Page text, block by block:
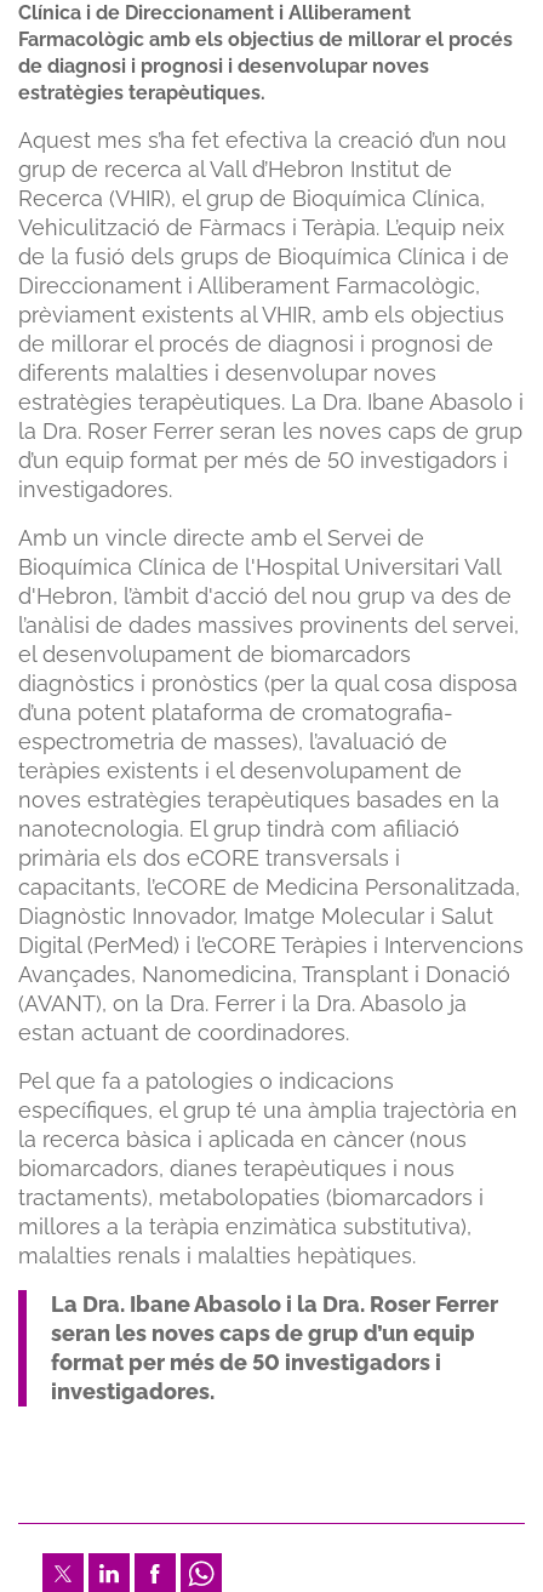
Clínica i de Direccionament i Alliberament
Farmacològic amb els objectius de millorar el procés
de diagnosi i prognosi i desenvolupar noves
estratègies terapèutiques.
Aquest mes s’ha fet efectiva la creació d’un nou
grup de recerca al Vall d’Hebron Institut de
Recerca (VHIR), el grup de Bioquímica Clínica,
Vehiculització de Fàrmacs i Teràpia. L’equip neix
de la fusió dels grups de Bioquímica Clínica i de
Direccionament i Alliberament Farmacològic,
prèviament existents al VHIR, amb els objectius
de millorar el procés de diagnosi i prognosi de
diferents malalties i desenvolupar noves
estratègies terapèutiques. La Dra. Ibane Abasolo i
la Dra. Roser Ferrer seran les noves caps de grup
d’un equip format per més de 50 investigadors i
investigadores.
Amb un vincle directe amb el Servei de
Bioquímica Clínica de l'Hospital Universitari Vall
d'Hebron, l’àmbit d'acció del nou grup va des de
l’anàlisi de dades massives provinents del servei,
el desenvolupament de biomarcadors
diagnòstics i pronòstics (per la qual cosa disposa
d’una potent plataforma de cromatografia-
espectrometria de masses), l’avaluació de
teràpies existents i el desenvolupament de
noves estratègies terapèutiques basades en la
nanotecnologia. El grup tindrà com afiliació
primària els dos eCORE transversals i
capacitants, l’eCORE de Medicina Personalitzada,
Diagnòstic Innovador, Imatge Molecular i Salut
Digital (PerMed) i l’eCORE Teràpies i Intervencions
Avançades, Nanomedicina, Transplant i Donació
(AVANT), on la Dra. Ferrer i la Dra. Abasolo ja
estan actuant de coordinadores.
Pel que fa a patologies o indicacions
específiques, el grup té una àmplia trajectòria en
la recerca bàsica i aplicada en càncer (nous
biomarcadors, dianes terapèutiques i nous
tractaments), metabolopaties (biomarcadors i
millores a la teràpia enzimàtica substitutiva),
malalties renals i malalties hepàtiques.
La Dra. Ibane Abasolo i la Dra. Roser Ferrer
seran les noves caps de grup d’un equip
format per més de 50 investigadors i
investigadores.
TwitterLinkedInFacebookWhatsapp